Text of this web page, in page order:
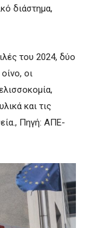
διάστημα,
του 2024, δύο
οι
και τις
Πηγή: ΑΠΕ-